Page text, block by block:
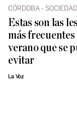
CÓRDOBA - SOCIEDAD
Estas son las
más frecuentes
verano que se
evitar
La Voz